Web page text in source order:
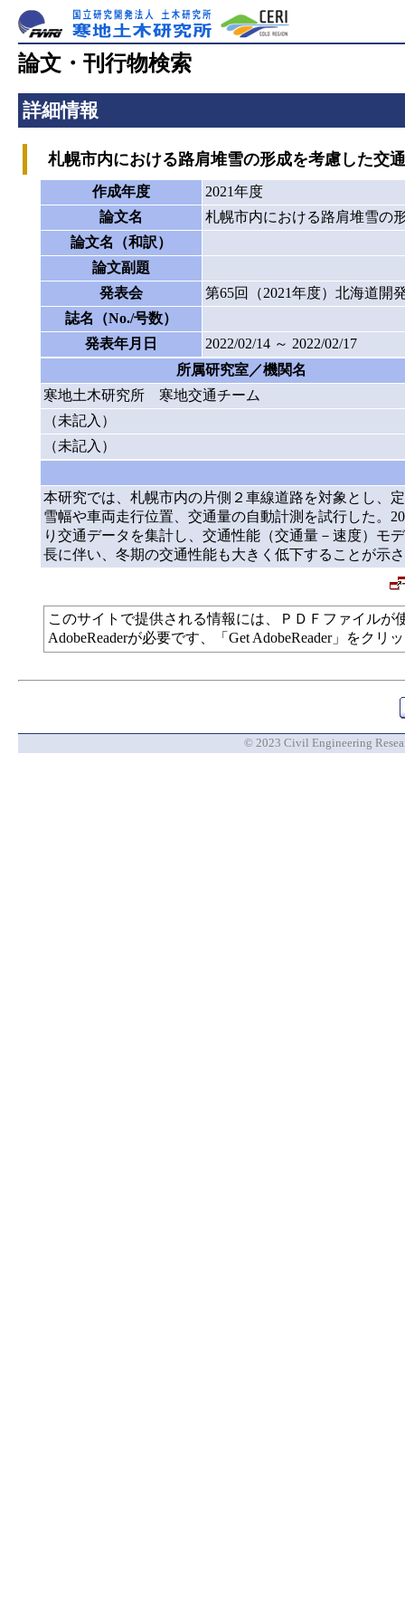
論文・刊行物検索
詳細情報
札幌市内における路肩堆雪の形成を考慮した交
作成年度
2021年度
論文名
札幌市内における路肩堆雪の
論文名（和訳）
論文副題
発表会
第65回（2021年度）北海道開
誌名（No./号数）
発表年月日
2022/02/14 ～ 2022/02/17
所属研究室／機関名
寒地土木研究所 寒地交通チーム
（未記入）
（未記入）
本研究では、札幌市内の片側２車線道路を対象とし、
雪幅や車両走行位置、交通量の自動計測を試行した。
り交通データを集計し、交通性能（交通量－速度）モ
長に伴い、冬期の交通性能も大きく低下することが示
このサイトで提供される情報には、ＰＤＦファイル
AdobeReaderが必要です、「Get AdobeReader」をク
© 2023 Civil Engineering